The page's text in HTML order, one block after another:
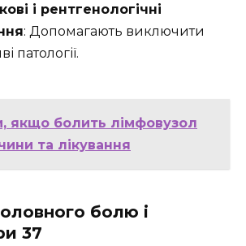
і рентгенологічні
: Допомагають виключити
патології.
якщо болить лімфовузол
та лікування
болю і
37